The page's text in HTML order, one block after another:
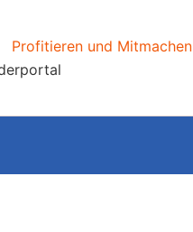
Profitieren und Mitmachen